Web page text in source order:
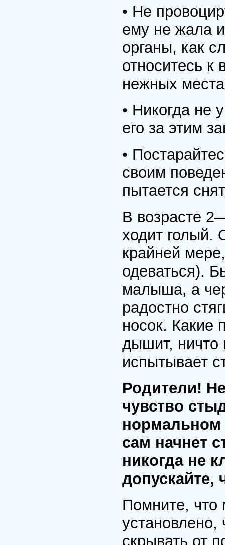
• Не
ему не жала
органы, как
относитесь
нежных
• Никогда не
его за этим
•
своим
пытается
В возрасте
ходит голый.
крайней
одеваться).
малыша, а
радостно
носок.
дышит, ничто
испытывает
Родители!
чувство
нормальном
сам начнет
никогда не
допускайте,
Помните,
установлено,
скрывать от